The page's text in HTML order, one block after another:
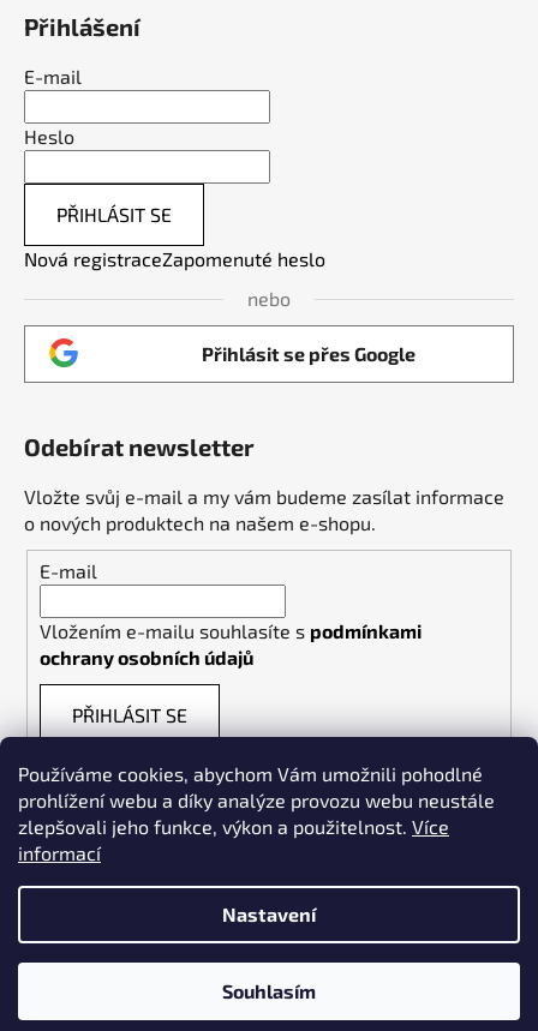
Používáme cookies, abychom Vám umožnili pohodlné
prohlížení webu a díky analýze provozu webu neustále
zlepšovali jeho funkce, výkon a použitelnost. Více
informací
Nastavení
Souhlasím
Přihlášení
E-mail
Heslo
PŘIHLÁSIT SE
Nová registraceZapomenuté heslo
nebo
Přihlásit se přes Google
Odebírat newsletter
Vložte svůj e-mail a my vám budeme zasílat informace
o nových produktech na našem e-shopu.
E-mail
Vložením e-mailu souhlasíte s podmínkami
ochrany osobních údajů
PŘIHLÁSIT SE
Vytvořil Shoptet
Copyright 2026WELDPOINT. Všechna práva vyhrazena.